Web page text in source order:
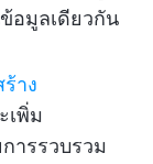
อมูลเดียวกัน
าง
เพิ่ม
ารรวบรวม